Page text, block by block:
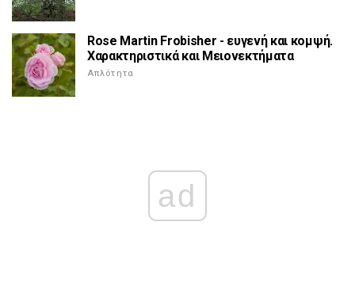
Rose Martin Frobisher - ευγενή και κομψή.
Χαρακτηριστικά και Μειονεκτήματα
Απλότητα
ad